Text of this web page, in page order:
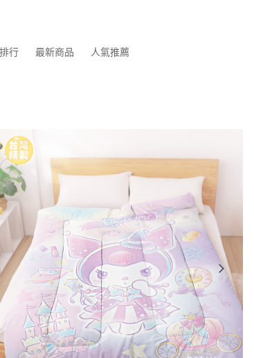
行 最新商品 人氣推薦